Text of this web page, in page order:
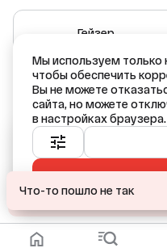
регулировка давления. *
°C. * Диаметр
для фильтров: фитинг. Приобретая регулятор давления
Гейзер, вы получаете
устройство, которое
оптимальное давление в
Гейзер
РОССИЯ — родина
РОССИЯ — страна
ПОДОБРАТЬ АНАЛОГ
Ваш город —
Мы используем
чтобы обеспечить
Вы не можете
сайта, но можете
в настройках
Что-то пошло не так